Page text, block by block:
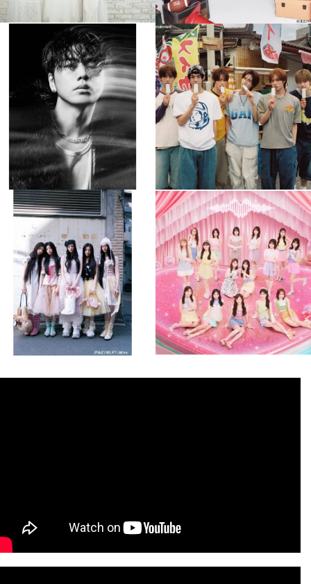
musicjapantv
💡8月特番放送決定！
...
8月 4
588 0
musicjapantv
💡8月特番放送決定！
...
8月 4
6 0
musicjapantv
💡8月特番放送決定！
8月 4
2 0
musicjapantv
💡8月特番放送決定！
...
8月 4
2 0